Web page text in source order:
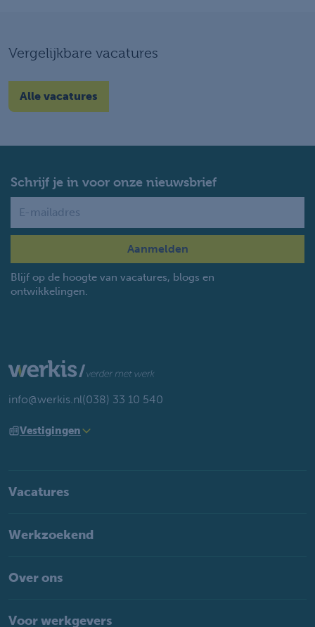
Vergelijkbare vacatures
Alle vacatures
Schrijf je in voor onze nieuwsbrief
Blijf op de hoogte van vacatures, blogs en
ontwikkelingen.
info@werkis.nl(038) 33 10 540
Vestigingen
Vacatures
Werkzoekend
Over ons
Voor werkgevers